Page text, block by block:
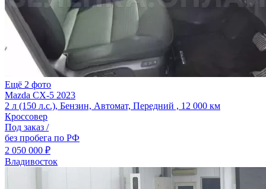
Ещё 2 фото
Mazda CX-5 2023
2 л (150 л.с.), Бензин, Автомат, Передний , 12 000 км
Кроссовер
Под заказ /
без пробега по РФ
2 050 000 ₽
Владивосток